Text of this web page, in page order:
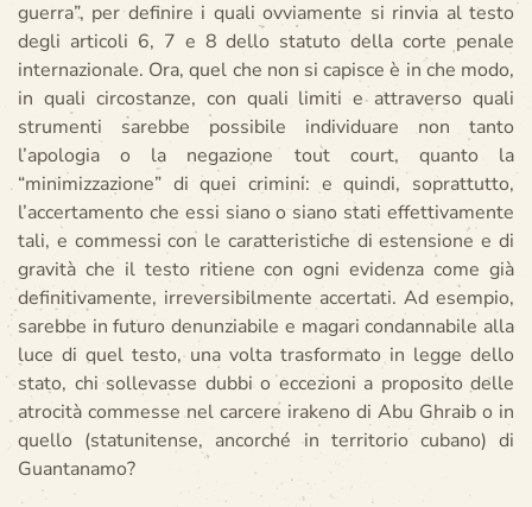
guerra”, per definire i quali ovviamente si rinvia al testo
degli articoli 6, 7 e 8 dello statuto della corte penale
internazionale. Ora, quel che non si capisce è in che modo,
in quali circostanze, con quali limiti e attraverso quali
strumenti sarebbe possibile individuare non tanto
l’apologia o la negazione tout court, quanto la
“minimizzazione” di quei crimini: e quindi, soprattutto,
l’accertamento che essi siano o siano stati effettivamente
tali, e commessi con le caratteristiche di estensione e di
gravità che il testo ritiene con ogni evidenza come già
definitivamente, irreversibilmente accertati. Ad esempio,
sarebbe in futuro denunziabile e magari condannabile alla
luce di quel testo, una volta trasformato in legge dello
stato, chi sollevasse dubbi o eccezioni a proposito delle
atrocità commesse nel carcere irakeno di Abu Ghraib o in
quello (statunitense, ancorché in territorio cubano) di
Guantanamo?